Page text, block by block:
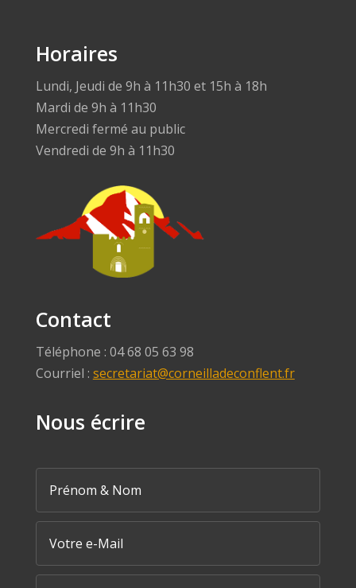
Horaires
Lundi, Jeudi de 9h à 11h30 et 15h à 18h
Mardi de 9h à 11h30
Mercredi fermé au public
Vendredi de 9h à 11h30
Contact
Téléphone : 04 68 05 63 98
Courriel : secretariat@corneilladeconflent.fr
Nous écrire